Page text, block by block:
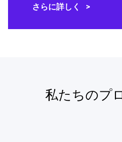
さらに詳しく
私たちのプ